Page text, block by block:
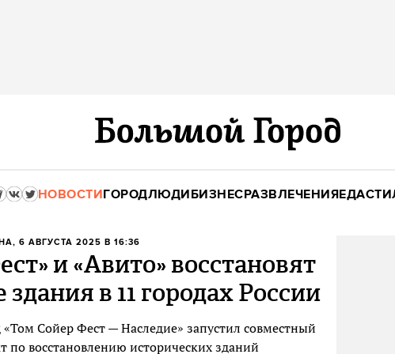
НОВОСТИГОРОДЛЮДИБИЗНЕСРАЗВЛЕЧЕНИЯЕДА
, 6 АВГУСТА 2025 В 16:36
и «Авито» восстановят
в 11 городах России
Сойер Фест — Наследие» запустил совместный
по восстановлению исторических зданий